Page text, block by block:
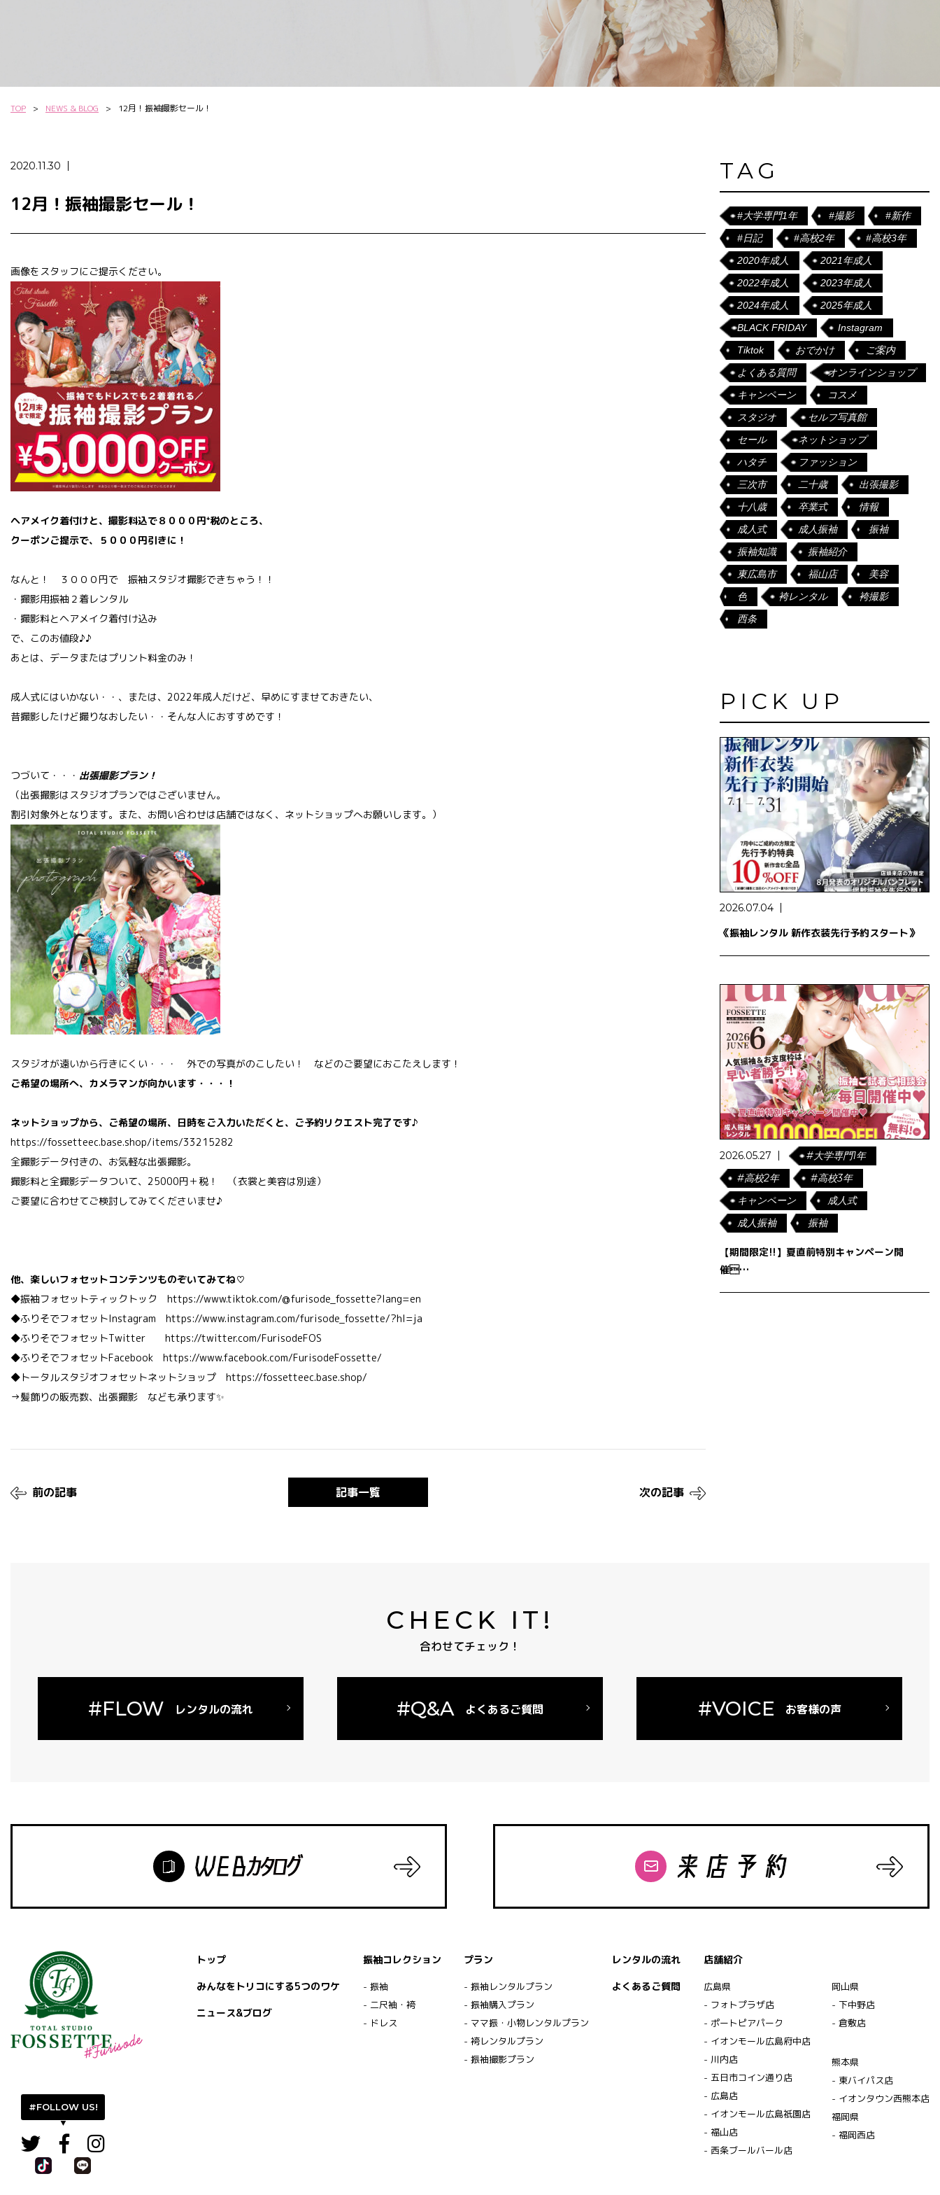
TOP NEWS & BLOG 12月！振袖撮影セール！
2020.11.30
12月！振袖撮影セール！
画像をスタッフにご提示ください。
ヘアメイク着付けと、撮影料込で８０００円⁺税のところ、
クーポンご提示で、５０００円引きに！
なんと！ ３０００円で 振袖スタジオ撮影できちゃう！！
・撮影用振袖２着レンタル
・撮影料とヘアメイク着付け込み
で、このお値段♪♪
あとは、データまたはプリント料金のみ！
成人式にはいかない・・、または、2022年成人だけど、早めにすませておきたい、
昔撮影したけど撮りなおしたい・・そんな人におすすめです！
つづいて・・・ 出張撮影プラン！
（出張撮影はスタジオプランではございません。
割引対象外となります。また、お問い合わせは店舗ではなく、ネットショップへお願いします。）
スタジオが遠いから行きにくい・・・ 外での写真がのこしたい！ などのご要望におこたえします！
ご希望の場所へ、カメラマンが向かいます・・・！
ネットショップから、ご希望の場所、日時をご入力いただくと、ご予約リクエスト完了です♪
https://fossetteec.base.shop/items/33215282
全撮影データ付きの、お気軽な出張撮影。
撮影料と全撮影データついて、25000円＋税！ （衣裳と美容は別途）
ご要望に合わせてご検討してみてくださいませ♪
他、楽しいフォセットコンテンツものぞいてみてね♡
◆振袖フォセットティックトック https://www.tiktok.com/@furisode_fossette?lang=en
◆ふりそでフォセットInstagram https://www.instagram.com/furisode_fossette/?hl=ja
◆ふりそでフォセットTwitter https://twitter.com/FurisodeFOS
◆ふりそでフォセットFacebook https://www.facebook.com/FurisodeFossette/
◆トータルスタジオフォセットネットショップ https://fossetteec.base.shop/
→髪飾りの販売数、出張撮影 なども承ります✨
前の記事 記事一覧 次の記事
TAG
#大学専門1年 #撮影
#新作
#日記
#高校2年
#高校3年
2020年成人
2021年成人
2022年成人
2023年成人
2024年成人
2025年成人
BLACK FRIDAY
Instagram
Tiktok
おでかけ
ご案内
よくある質問
オンラインショップ
キャンペーン
コスメ
スタジオ
セルフ写真館
セール
ネットショップ
ハタチ
ファッション
三次市
二十歳
出張撮影
十八歳
卒業式
情報
成人式
成人振袖
振袖
振袖知識
振袖紹介
東広島市
福山店
美容
色
袴レンタル
袴撮影
西条
PICK UP
2026.07.04
《振袖レンタル 新作衣装先行予約スタート》
2026.05.27
#大学専門1年
#高校2年
#高校3年
キャンペーン
成人式
成人振袖
振袖
【期間限定!!】夏直前特別キャンペーン開
催…
CHECK IT!
合わせてチェック！
#FLOW レンタルの流れ #Q&A よくあるご質問 #VOICE お客様の声
#FOLLOW US!
トップ
みんなをトリコにする5つのワケ
ニュース&ブログ
振袖コレクション
- 振袖
- 二尺袖・袴
- ドレス
プラン
- 振袖レンタルプラン
- 振袖購入プラン
- ママ振・小物レンタルプラン
- 袴レンタルプラン
- 振袖撮影プラン
レンタルの流れ
よくあるご質問
店舗紹介
広島県
- フォトプラザ店
- ポートピアパーク
- イオンモール広島府中店
- 川内店
- 五日市コイン通り店
- 広島店
- イオンモール広島祇園店
- 福山店
- 西条ブールバール店
岡山県
- 下中野店
- 倉敷店
熊本県
- 東バイパス店
- イオンタウン西熊本店
福岡県
- 福岡西店